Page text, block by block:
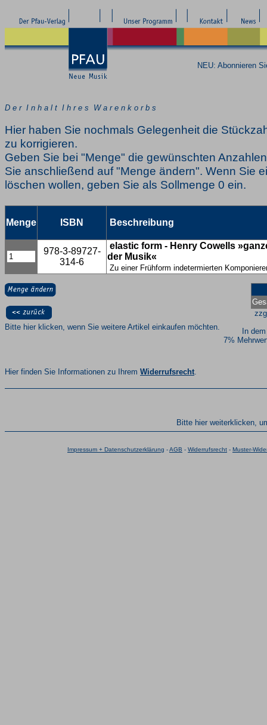
NEU: Abonnieren
D e r I n h a l t I h r e s W a r e n k o r b s
Hier haben Sie nochmals Gelegenheit die
zu korrigieren.
Geben Sie bei "Menge" die gewünschten
Sie anschließend auf "Menge ändern". Wenn Sie
löschen wollen, geben Sie als Sollmenge 0 ein.
Menge ISBN Beschreibung
978-3-89727-
314-6
elastic form - Henry Cowells
der Musik«
Zu einer Frühform indetermierten
In
7%
Bitte hier klicken, wenn Sie weitere Artikel einkaufen möchten.
Hier finden Sie Informationen zu Ihrem Widerrufsrecht.
Bitte hier weiterklicken,
Impressum + Datenschutzerklärung -AGB - Widerrufsrecht - Muster-